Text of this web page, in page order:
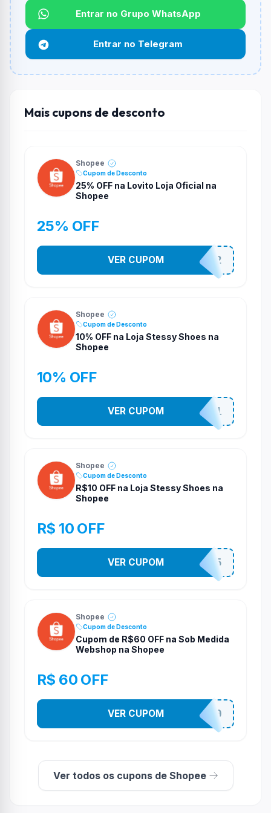
Funciona em qualquer produto?
Não necessariamente. Depende de itens participantes
e alguns vendedores ou produtos especificos podem
não aceitar cupons.
Entrar no Grupo WhatsApp
Entrar no Telegram
Mais cupons de desconto
Shopee
Cupom de Desconto
25% OFF na Lovito Loja Oficial na
Shopee
25% OFF
141525852
VER CUPOM
Shopee
Cupom de Desconto
10% OFF na Loja Stessy Shoes na
Shopee
10% OFF
STES2541
VER CUPOM
Shopee
Cupom de Desconto
R$10 OFF na Loja Stessy Shoes na
Shopee
R$ 10 OFF
STES2525
VER CUPOM
Shopee
Cupom de Desconto
Cupom de R$60 OFF na Sob Medida
Webshop na Shopee
R$ 60 OFF
SOBM60400
VER CUPOM
Ver todos os cupons de Shopee